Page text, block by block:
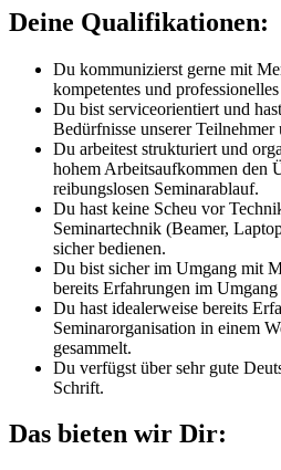
Deine Qualifikationen:
Du kommunizierst gerne mit
kompetentes und
Du bist serviceorientiert und
Bedürfnisse unserer Teilnehmer
Du arbeitest strukturiert und
hohem Arbeitsaufkommen den
reibungslosen Seminarablauf.
Du hast keine Scheu vor
Seminartechnik (Beamer,
sicher bedienen.
Du bist sicher im Umgang mit
bereits Erfahrungen im
Du hast idealerweise bereits
Seminarorganisation in einem
gesammelt.
Du verfügst über sehr gute
Schrift.
Das bieten wir Dir: